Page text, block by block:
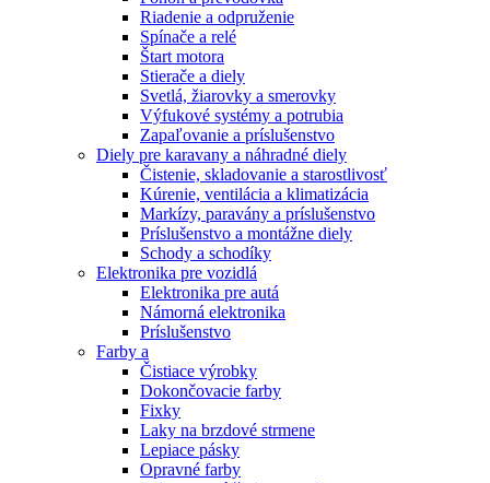
Riadenie a odpruženie
Spínače a relé
Štart motora
Stierače a diely
Svetlá, žiarovky a smerovky
Výfukové systémy a potrubia
Zapaľovanie a príslušenstvo
Diely pre karavany a náhradné diely
Čistenie, skladovanie a starostlivosť
Kúrenie, ventilácia a klimatizácia
Markízy, paravány a príslušenstvo
Príslušenstvo a montážne diely
Schody a schodíky
Elektronika pre vozidlá
Elektronika pre autá
Námorná elektronika
Príslušenstvo
Farby a
Čistiace výrobky
Dokončovacie farby
Fixky
Laky na brzdové strmene
Lepiace pásky
Opravné farby